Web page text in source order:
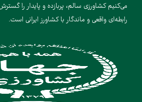
می‌کنیم کشاورزی سالم، پربازده و پایدار را
رابطه‌ای واقعی و ماندگار با کشاورز ایرانی است.